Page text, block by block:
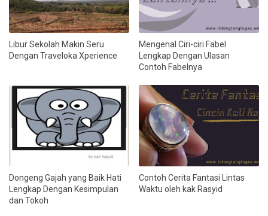
Libur Sekolah Makin Seru
Dengan Traveloka Xperience
Mengenal Ciri-ciri Fabel
Lengkap Dengan Ulasan
Contoh Fabelnya
Dongeng Gajah yang Baik Hati
Lengkap Dengan Kesimpulan
dan Tokoh
Contoh Cerita Fantasi Lintas
Waktu oleh kak Rasyid